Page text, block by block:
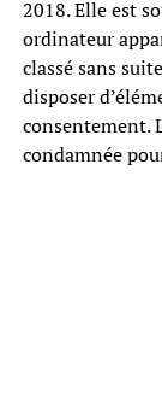
2018. Elle est
ordinateur
classé sans
disposer
consentement.
condamnée